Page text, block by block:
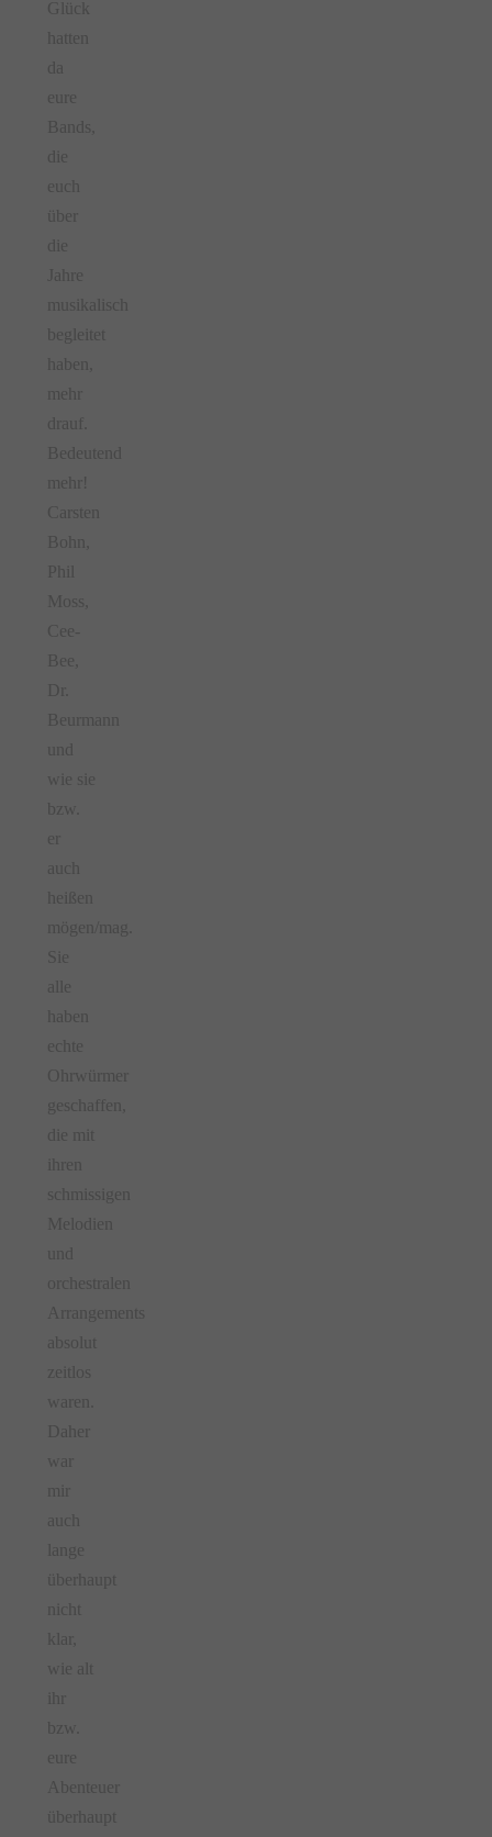
Glück
hatten
da
eure
Bands,
die
euch
über
die
Jahre
musikalisch
begleitet
haben,
mehr
drauf.
Bedeutend
mehr!
Carsten
Bohn,
Phil
Moss,
Cee-
Bee,
Dr.
Beurmann
und
wie sie
bzw.
er
auch
heißen
mögen/mag.
Sie
alle
haben
echte
Ohrwürmer
geschaffen,
die mit
ihren
schmissigen
Melodien
und
orchestralen
Arrangements
absolut
zeitlos
waren.
Daher
war
mir
auch
lange
überhaupt
nicht
klar,
wie alt
bzw.
eure
Abenteuer
überhaupt